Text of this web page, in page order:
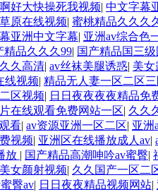
好大快操死我视频| 中文字幕
原在线视频| 蜜桃精品久久久
亚洲中文字幕| 亚洲av综合色
精品久久久99| 国产精品国三
久高清| av丝袜美腿诱惑| 美
线视频| 精品无人妻一区二区
区视频| 日日夜夜夜夜精品免
在线观看免费网站一区| 久久
看| av资源亚洲一区二区| 亚洲
视频| 亚洲区在线播放成人av|
放 | 国产精品高潮呻吟av蜜臀|
女颜射视频| 久久国产一区二
臀av| 日日夜夜精品视频网站|